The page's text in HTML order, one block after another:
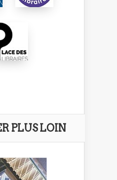
PLUS LOIN